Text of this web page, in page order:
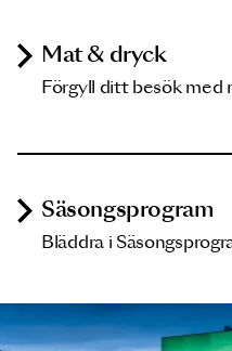
Mat & dryck
Förgyll ditt besök med
Säsongsprogram
Bläddra i